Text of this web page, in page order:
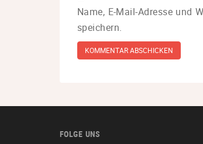
Name, E-Mail-Adresse und
speichern.
FOLGE UNS